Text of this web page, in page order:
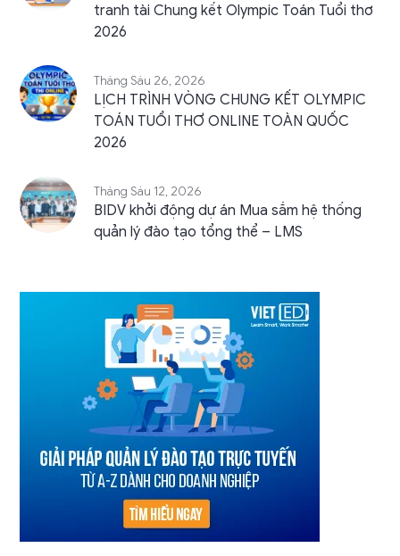
tranh tài Chung kết Olympic Toán Tuổi thơ
2026
Tháng Sáu 26, 2026
LỊCH TRÌNH VÒNG CHUNG KẾT OLYMPIC
TOÁN TUỔI THƠ ONLINE TOÀN QUỐC
2026
Tháng Sáu 12, 2026
BIDV khởi động dự án Mua sắm hệ thống
quản lý đào tạo tổng thể – LMS